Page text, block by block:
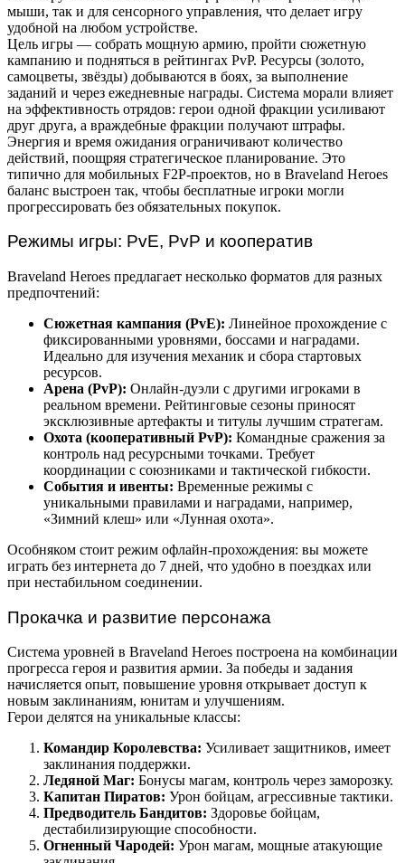
мыши, так и для сенсорного управления, что делает игру
удобной на любом устройстве.
Цель игры — собрать мощную армию, пройти сюжетную
кампанию и подняться в рейтингах PvP. Ресурсы (золото,
самоцветы, звёзды) добываются в боях, за выполнение
заданий и через ежедневные награды. Система морали влияет
на эффективность отрядов: герои одной фракции усиливают
друг друга, а враждебные фракции получают штрафы.
Энергия и время ожидания ограничивают количество
действий, поощряя стратегическое планирование. Это
типично для мобильных F2P-проектов, но в Braveland Heroes
баланс выстроен так, чтобы бесплатные игроки могли
прогрессировать без обязательных покупок.
Режимы игры: PvE, PvP и кооператив
Braveland Heroes предлагает несколько форматов для разных
предпочтений:
Сюжетная кампания (PvE): Линейное прохождение с
фиксированными уровнями, боссами и наградами.
Идеально для изучения механик и сбора стартовых
ресурсов.
Арена (PvP): Онлайн-дуэли с другими игроками в
реальном времени. Рейтинговые сезоны приносят
эксклюзивные артефакты и титулы лучшим стратегам.
Охота (кооперативный PvP): Командные сражения за
контроль над ресурсными точками. Требует
координации с союзниками и тактической гибкости.
События и ивенты: Временные режимы с
уникальными правилами и наградами, например,
«Зимний клеш» или «Лунная охота».
Особняком стоит режим офлайн-прохождения: вы можете
играть без интернета до 7 дней, что удобно в поездках или
при нестабильном соединении.
Прокачка и развитие персонажа
Система уровней в Braveland Heroes построена на комбинации
прогресса героя и развития армии. За победы и задания
начисляется опыт, повышение уровня открывает доступ к
новым заклинаниям, юнитам и улучшениям.
Герои делятся на уникальные классы:
Командир Королевства: Усиливает защитников, имеет
заклинания поддержки.
Ледяной Маг: Бонусы магам, контроль через заморозку.
Капитан Пиратов: Урон бойцам, агрессивные тактики.
Предводитель Бандитов: Здоровье бойцам,
дестабилизирующие способности.
Огненный Чародей: Урон магам, мощные атакующие